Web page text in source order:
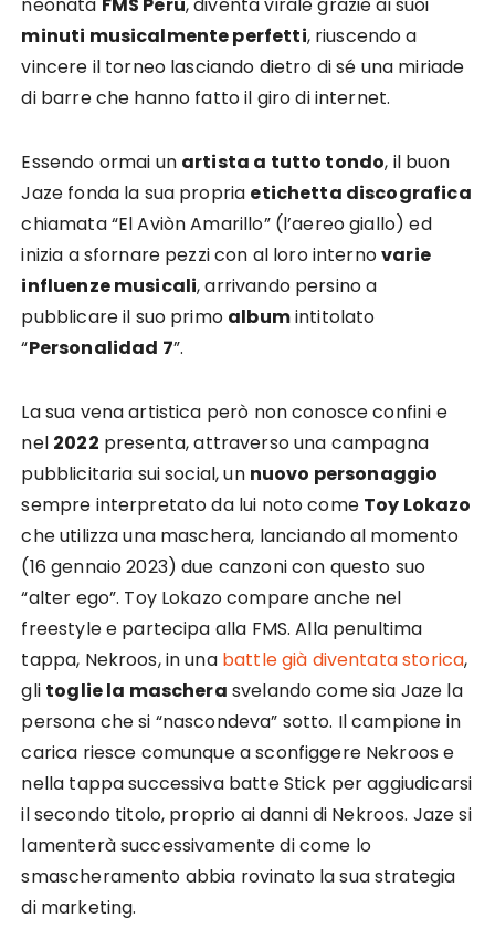
neonata FMS Perù, diventa virale grazie ai suoi
minuti musicalmente perfetti, riuscendo a
vincere il torneo lasciando dietro di sé una miriade
di barre che hanno fatto il giro di internet.
Essendo ormai un artista a tutto tondo, il buon
Jaze fonda la sua propria etichetta discografica
chiamata “El Aviòn Amarillo” (l’aereo giallo) ed
inizia a sfornare pezzi con al loro internovarie
influenze musicali, arrivando persino a
pubblicare il suo primo albumintitolato
“Personalidad 7”.
La sua vena artistica però non conosce confini e
nel 2022 presenta, attraverso una campagna
pubblicitaria sui social, un nuovo personaggio
sempre interpretato da lui noto come Toy Lokazo
che utilizza una maschera, lanciando al momento
(16 gennaio 2023) due canzoni con questo suo
“alter ego”. Toy Lokazo compare anche nel
freestyle e partecipa alla FMS. Alla penultima
tappa, Nekroos, in una battle già diventata storica,
gli toglie la maschera svelando come sia Jaze la
persona che si “nascondeva” sotto. Il campione in
carica riesce comunque a sconfiggere Nekroos e
nella tappa successiva batte Stick per aggiudicarsi
il secondo titolo, proprio ai danni di Nekroos. Jaze si
lamenterà successivamente di come lo
smascheramento abbia rovinato la sua strategia
di marketing.